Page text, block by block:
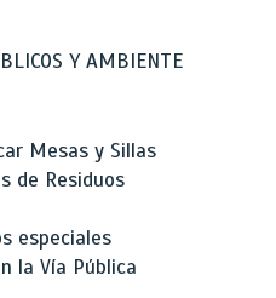
Y AMBIENTE
Mesas y Sillas
de Residuos
especiales
la Vía Pública